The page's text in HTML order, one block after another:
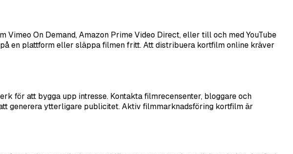
On Demand, Amazon Prime Video Direct, eller till och med YouTube
en plattform eller släppa filmen fritt. Att distribuera kortfilm online kräver
för att bygga upp intresse. Kontakta filmrecensenter, bloggare och
generera ytterligare publicitet. Aktiv filmmarknadsföring kortfilm är